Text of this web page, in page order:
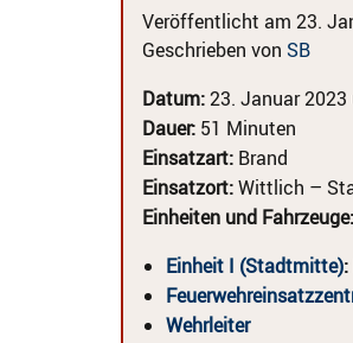
Veröffentlicht am 23.
Geschrieben von SB
Datum:23. Januar
Dauer: 51 Minuten
Einsatzart: Brand
Einsatzort:Wittlich –
Einheiten und Fahrzeuge:
Einheit I (Stadtmitte):
Wehrleiter